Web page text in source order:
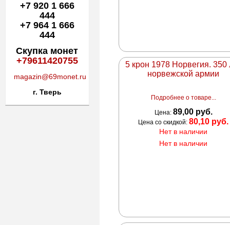
+7 920 1 666
444
+7 964 1 666
444
Скупка монет
+79611420755
magazin@69monet.ru
г. Тверь
5 крон 1978 Норвегия. 350
норвежской армии
Подробнее о товаре...
Цена: 89,00 руб.
Цена со скидкой:80,10 руб.
Нет в наличии
Нет в наличии